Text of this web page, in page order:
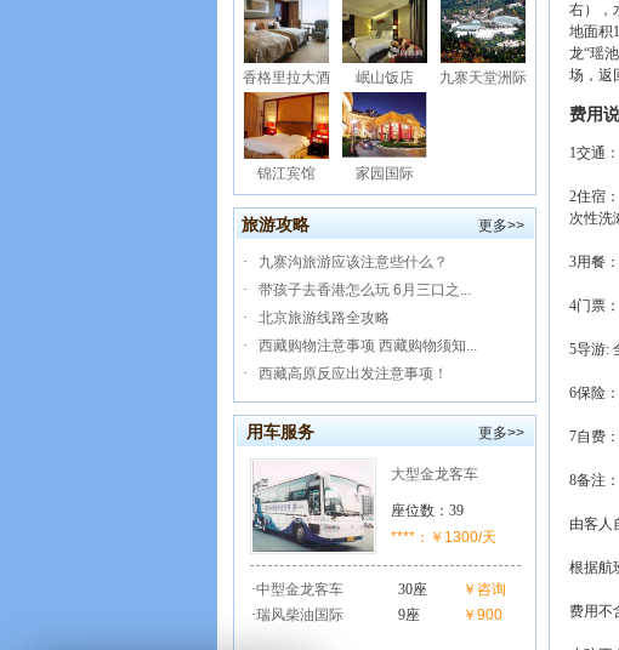
香格里拉大酒 岷山饭店 九寨天堂洲际
锦江宾馆 家园国际
旅游攻略 更多>>
·
九寨沟旅游应该注意些什么？
·
带孩子去香港怎么玩 6月三口之...
·
北京旅游线路全攻略
·
西藏购物注意事项 西藏购物须知...
·
西藏高原反应出发注意事项！
用车服务 更多>>
大型金龙客车
座位数：39
****：￥1300/天
·中型金龙客车 30座
￥咨询
·瑞风柴油国际 9座 ￥900
右），
地面积
龙“瑶
场，返
费用
1交通
2住宿
次性洗
3用餐
4门票
5导游:
6保险
7自费
8备注
由客人
根据航
费用不